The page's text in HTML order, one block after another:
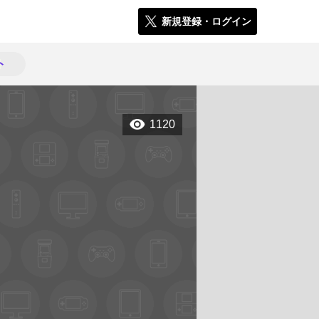
新規登録・ログイン
1120